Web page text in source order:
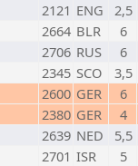
2121 ENG
2,5
2664 BLR
6
2706 RUS
6
2345 SCO
3,5
2600 GER
6
2380 GER
4
2639 NED
5,5
2701 ISR
5